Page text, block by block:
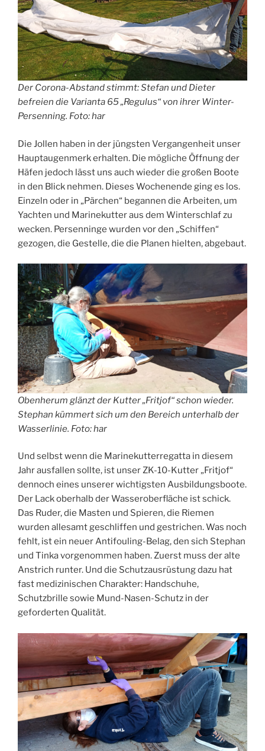
Der Corona-Abstand stimmt: Stefan und Dieter
befreien die Varianta 65 „Regulus“ von ihrer Winter-
Persenning. Foto: har
Die Jollen haben in der jüngsten Vergangenheit unser
Hauptaugenmerk erhalten. Die mögliche Öffnung der
Häfen jedoch lässt uns auch wieder die großen Boote
in den Blick nehmen. Dieses Wochenende ging es los.
Einzeln oder in „Pärchen“ begannen die Arbeiten, um
Yachten und Marinekutter aus dem Winterschlaf zu
wecken. Persenninge wurden vor den „Schiffen“
gezogen, die Gestelle, die die Planen hielten, abgebaut.
Obenherum glänzt der Kutter „Fritjof“ schon wieder.
Stephan kümmert sich um den Bereich unterhalb der
Wasserlinie. Foto: har
Und selbst wenn die Marinekutterregatta in diesem
Jahr ausfallen sollte, ist unser ZK-10-Kutter „Fritjof“
dennoch eines unserer wichtigsten Ausbildungsboote.
Der Lack oberhalb der Wasseroberfläche ist schick.
Das Ruder, die Masten und Spieren, die Riemen
wurden allesamt geschliffen und gestrichen. Was noch
fehlt, ist ein neuer Antifouling-Belag, den sich Stephan
und Tinka vorgenommen haben. Zuerst muss der alte
Anstrich runter. Und die Schutzausrüstung dazu hat
fast medizinischen Charakter: Handschuhe,
Schutzbrille sowie Mund-Nasen-Schutz in der
geforderten Qualität.